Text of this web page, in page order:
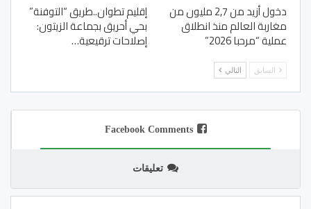
دخول أزيد من 2,7 مليون من
مغاربة العالم منذ انطلاق
عملية “مرحبا 2026”
إقليم تطوان..طريق “التوفنة”
بحي أحريق بجماعة الزيتون:
إصلاحات ترقيعية…
السابق التالي
Facebook Comments
تعليقات